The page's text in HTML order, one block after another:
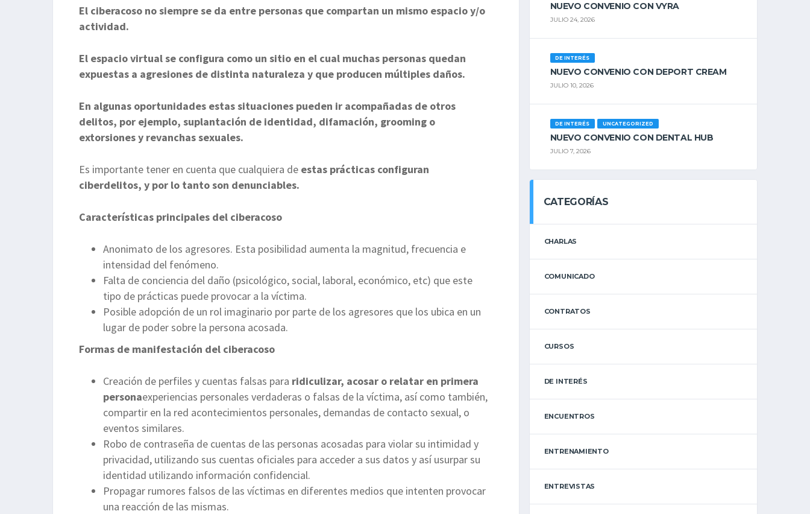
El ciberacoso no siempre se da entre personas que compartan un mismo espacio y/o
actividad.
El espacio virtual se configura como un sitio en el cual muchas personas quedan
expuestas a agresiones de distinta naturaleza y que producen múltiples daños.
En algunas oportunidades estas situaciones pueden ir acompañadas de otros
delitos, por ejemplo, suplantación de identidad, difamación, grooming o
extorsiones y revanchas sexuales.
Es importante tener en cuenta que cualquiera de estas prácticas configuran
ciberdelitos, y por lo tanto son denunciables.
Características principales del ciberacoso
Anonimato de los agresores. Esta posibilidad aumenta la magnitud, frecuencia e
intensidad del fenómeno.
Falta de conciencia del daño (psicológico, social, laboral, económico, etc) que este
tipo de prácticas puede provocar a la víctima.
Posible adopción de un rol imaginario por parte de los agresores que los ubica en un
lugar de poder sobre la persona acosada.
Formas de manifestación del ciberacoso
Creación de perfiles y cuentas falsas para ridiculizar, acosar o relatar en primera
personaexperiencias personales verdaderas o falsas de la víctima, así como también,
compartir en la red acontecimientos personales, demandas de contacto sexual, o
eventos similares.
Robo de contraseña de cuentas de las personas acosadas para violar su intimidad y
privacidad, utilizando sus cuentas oficiales para acceder a sus datos y así usurpar su
identidad utilizando información confidencial.
Propagar rumores falsos de las víctimas en diferentes medios que intenten provocar
una reacción de las mismas.
NUEVO CONVENIO CON VYRA
JULIO 24, 2026
DE INTERÉS
NUEVO CONVENIO CON DEPORT CREAM
JULIO 10, 2026
DE INTERÉS UNCATEGORIZED
NUEVO CONVENIO CON DENTAL HUB
JULIO 7, 2026
CATEGORÍAS
CHARLAS
COMUNICADO
CONTRATOS
CURSOS
DE INTERÉS
ENCUENTROS
ENTRENAMIENTO
ENTREVISTAS